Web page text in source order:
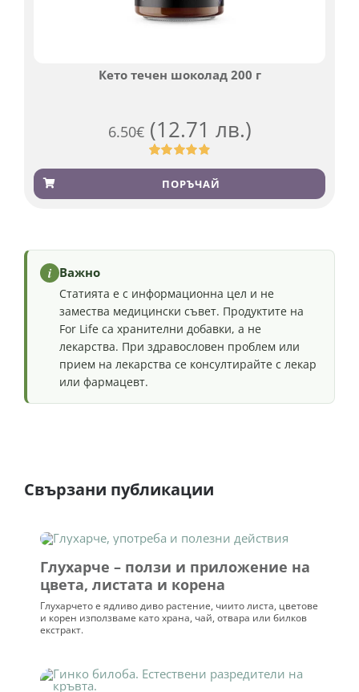
Кето течен шоколад 200 г
6.50€ (12.71 лв.)
Оценен
4.91 от 5,
базирано на
501
ПОРЪЧАЙ
i Важно
Статията е с информационна цел и не
замества медицински съвет. Продуктите на
For Life са хранителни добавки, а не
лекарства. При здравословен проблем или
прием на лекарства се консултирайте с лекар
или фармацевт.
Свързани публикации
Глухарче – ползи и приложение на
цвета, листата и корена
Глухарчето е ядливо диво растение, чиито листа, цветове
и корен използваме като храна, чай, отвара или билков
екстракт.